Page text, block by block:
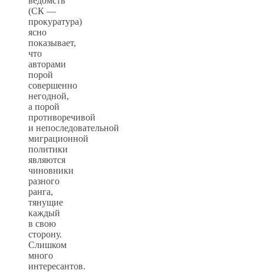
(СК —
прокуратура)
ясно
показывает,
что
авторами
порой
совершенно
негодной,
а порой
противоречивой
и непоследовательной
миграционной
политики
являются
чиновники
разного
ранга,
тянущие
каждый
в свою
сторону.
Слишком
много
интересантов.